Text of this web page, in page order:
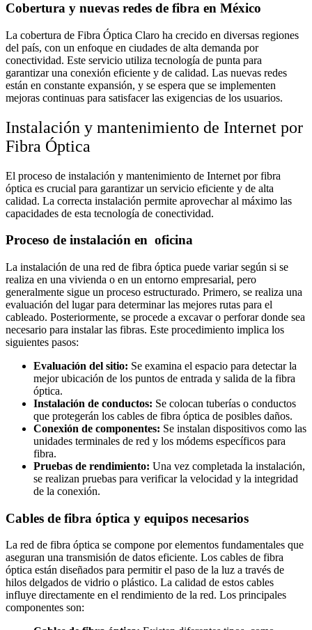
Cobertura y nuevas redes de fibra en México
La cobertura de Fibra Óptica Claro ha crecido en diversas regiones
del país, con un enfoque en ciudades de alta demanda por
conectividad. Este servicio utiliza tecnología de punta para
garantizar una conexión eficiente y de calidad. Las nuevas redes
están en constante expansión, y se espera que se implementen
mejoras continuas para satisfacer las exigencias de los usuarios.
Instalación y mantenimiento de Internet por
Fibra Óptica
El proceso de instalación y mantenimiento de Internet por fibra
óptica es crucial para garantizar un servicio eficiente y de alta
calidad. La correcta instalación permite aprovechar al máximo las
capacidades de esta tecnología de conectividad.
Proceso de instalación en oficina
La instalación de una red de fibra óptica puede variar según si se
realiza en una vivienda o en un entorno empresarial, pero
generalmente sigue un proceso estructurado. Primero, se realiza una
evaluación del lugar para determinar las mejores rutas para el
cableado. Posteriormente, se procede a excavar o perforar donde sea
necesario para instalar las fibras. Este procedimiento implica los
siguientes pasos:
Evaluación del sitio: Se examina el espacio para detectar la
mejor ubicación de los puntos de entrada y salida de la fibra
óptica.
Instalación de conductos: Se colocan tuberías o conductos
que protegerán los cables de fibra óptica de posibles daños.
Conexión de componentes: Se instalan dispositivos como las
unidades terminales de red y los módems específicos para
fibra.
Pruebas de rendimiento: Una vez completada la instalación,
se realizan pruebas para verificar la velocidad y la integridad
de la conexión.
Cables de fibra óptica y equipos necesarios
La red de fibra óptica se compone por elementos fundamentales que
aseguran una transmisión de datos eficiente. Los cables de fibra
óptica están diseñados para permitir el paso de la luz a través de
hilos delgados de vidrio o plástico. La calidad de estos cables
influye directamente en el rendimiento de la red. Los principales
componentes son: